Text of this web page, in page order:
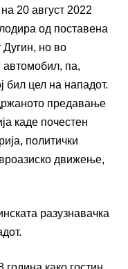
20 август 2022
од поставена
но во
автомобил, па,
бил цел на нападот.
предавање
каде почестен
политички
движење,
разузнавачка